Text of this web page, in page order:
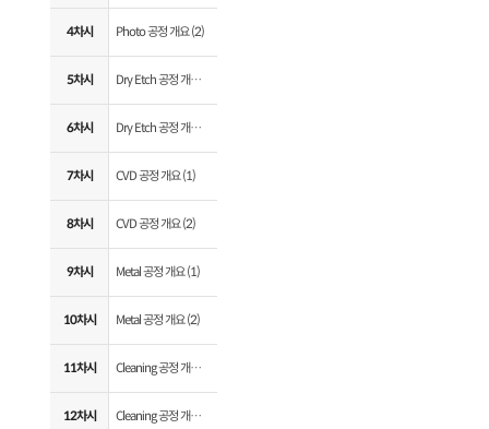
4차시 Photo 공정 개요 (2)
5차시 Dry Etch 공정 개요 (1)
6차시 Dry Etch 공정 개요 (2)
7차시 CVD 공정 개요 (1)
8차시 CVD 공정 개요 (2)
9차시 Metal 공정 개요 (1)
10차시 Metal 공정 개요 (2)
11차시 Cleaning 공정 개요 (1)
12차시 Cleaning 공정 개요 (2)